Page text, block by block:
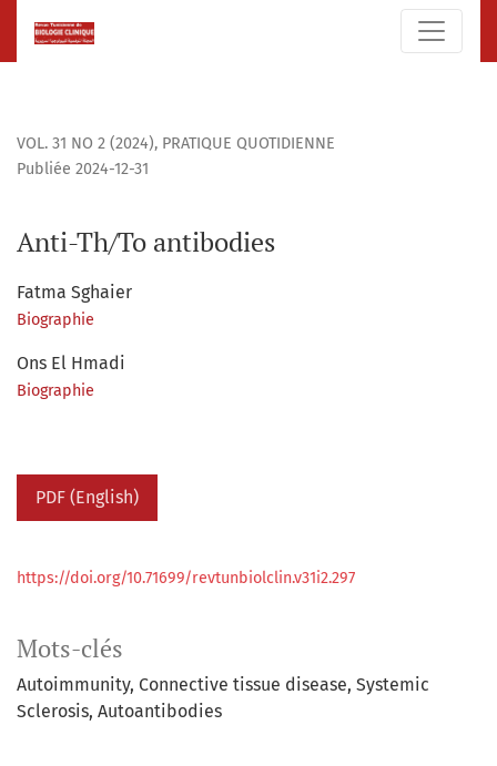
VOL. 31 NO 2 (2024), PRATIQUE QUOTIDIENNE
Anti-Th/To antibodies
Publiée 2024-12-31
Fatma Sghaier
Biographie
Ons El Hmadi
Biographie
PDF (English)
Mots-clés
Autoimmunity Connective tissue disease Systemic
Sclerosis Autoantibodies
https://doi.org/10.71699/revtunbiolclin.v31i2.297